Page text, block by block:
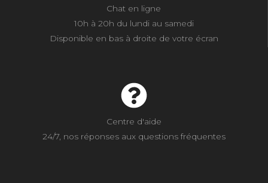
Chat en ligne
10h à 20h du lundi au samedi
Disponible en bas à droite de votre écran
Centre d'aide
24/7, nos réponses aux questions fréquentes